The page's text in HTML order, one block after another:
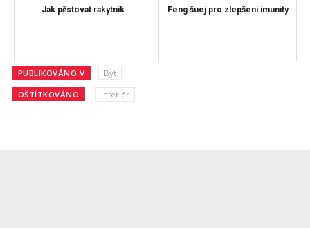
Jak pěstovat rakytník Feng šuej pro zlepšení imunity
PUBLIKOVÁNO V Byt
OŠTÍTKOVÁNO Interiér